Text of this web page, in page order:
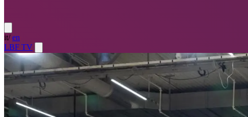
it/ en
LBF TV